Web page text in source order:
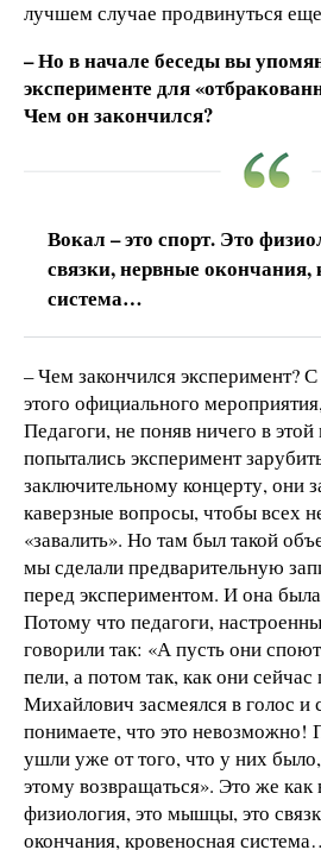
лучшем случае продвинуться
– Но в начале беседы вы
эксперименте для
Чем он закончился?
Вокал – это спорт. Это
связки, нервные окончания,
система…
– Чем закончился эксперимент?
этого официального
Педагоги, не поняв ничего в
попытались эксперимент
заключительному концерту, они
каверзные вопросы, чтобы всех
«завалить». Но там был такой
мы сделали предварительную
перед экспериментом. И она
Потому что педагоги,
говорили так: «А пусть они
пели, а потом так, как они
Михайлович засмеялся в голос и
понимаете, что это невозможно!
ушли уже от того, что у них
этому возвращаться». Это же как
физиология, это мышцы, это
окончания, кровеносная